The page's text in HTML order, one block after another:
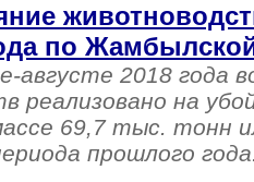
по
августе 2018 года
реализовано на
69,7 тыс. тонн
прошлого